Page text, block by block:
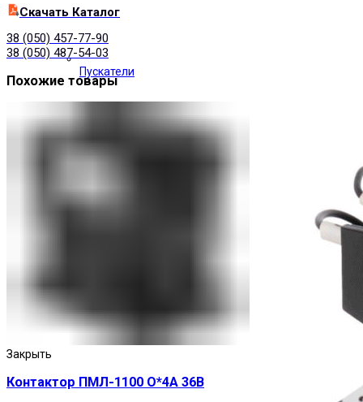
Пускатели
Cкачать Каталог
38 (050) 457-77-90
38 (050) 487-54-03
Похожие товары
Закрыть
Контактор ПМЛ-1100 О*4А 36В